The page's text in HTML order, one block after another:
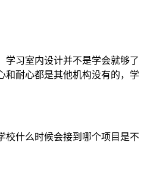
习室内设计并不是学会就够了
和耐心都是其他机构没有的，学
校什么时候会接到哪个项目是不